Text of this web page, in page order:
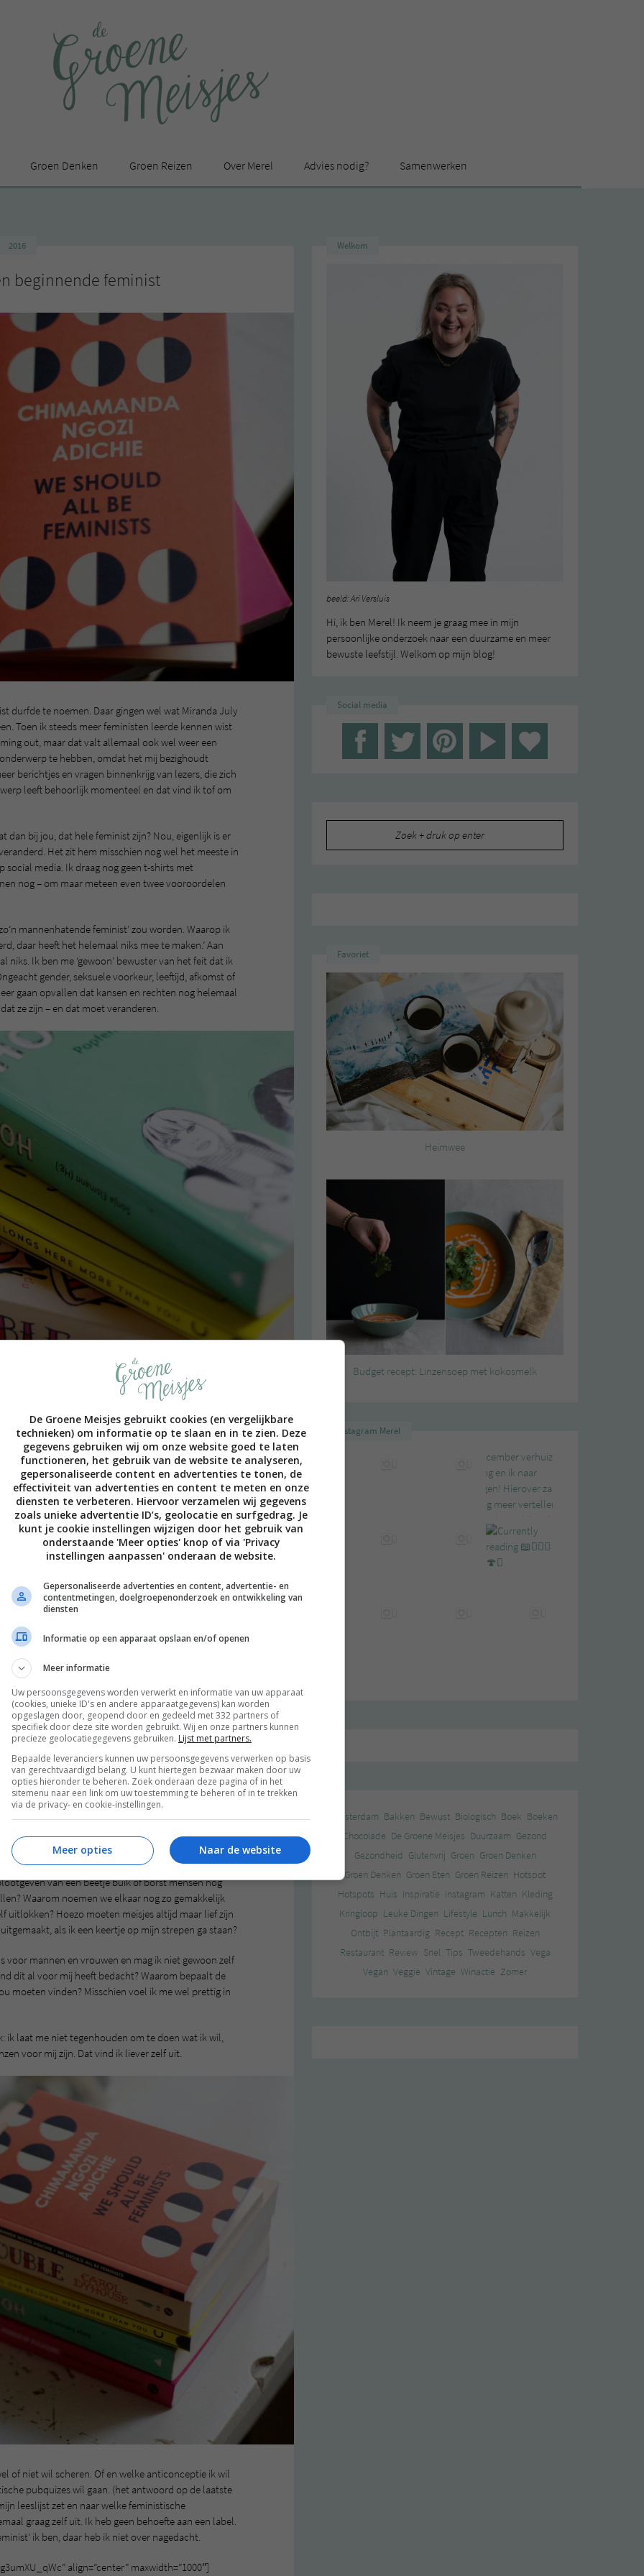
Groen Denken Groen Reizen Over Merel Advies nodig? Samenwerken
2016
beginnende feminist
durfde te noemen. Daar gingen wel wat Miranda July
Toen ik steeds meer feministen leerde kennen wist
out, maar dat valt allemaal ook wel weer een
te hebben, omdat het mij bezighoudt
berichtjes en vragen binnenkrijg van lezers, die zich
leeft behoorlijk momenteel en dat vind ik tof om
dan bij jou, dat hele feminist zijn? Nou, eigenlijk is er
Het zit hem misschien nog wel het meeste in
social media. Ik draag nog geen t-shirts met
nog – om maar meteen even twee vooroordelen
mannenhatende feminist’ zou worden. Waarop ik
daar heeft het helemaal niks mee te maken.’ Aan
Ik ben me ‘gewoon’ bewuster van het feit dat ik
gender, seksuele voorkeur, leeftijd, afkomst of
gaan opvallen dat kansen en rechten nog helemaal
ze zijn – en dat moet veranderen.
die zeggen ‘wat een onzin, deze dag is niet nodig
Deze mensen volgen duidelijk het nieuws niet of
gelijkheid, die is er namelijk nog nooit geweest
mannen en vrouwen, komen die zich hiervoor
niks. Dat bleek wel toen ik vorige maand naar
en van de 26 vragen er misschien 4 kon
of documentaires gekeken en ik heb vast nog
dat is oké. Feminisme gaat niet over wie het
het een boeiend onderwerp en het legt meerdere
het bij me.
voor mensen die minder kansen kregen dan
een baan als fotomodel of actrice, als je ‘heel goed
zijn en dat mensen dan niet duizend keer moeten
in vredesnaam anders dan haar collega’s?
dan mannen en waarom zijn er, in verhouding,
En waarom moet er, als een vrouw wel een topfunctie
haar kinderwens of wat haar man ervan vindt dat zij
een nog moeilijker tijd hebben dan hun
Waarom maken we überhaupt nog onderscheid
willen mensen bij homoseksuele relaties altijd
knijpen we massaal onze billen samen als het
wil?
mishandeld of misbruikt – gewoon omdat mannen
van een beetje buik of borst mensen nog
Waarom noemen we elkaar nog zo gemakkelijk
uitlokken? Hoezo moeten meisjes altijd maar lief zijn
als ik een keertje op mijn strepen ga staan?
voor mannen en vrouwen en mag ik niet gewoon zelf
dit al voor mij heeft bedacht? Waarom bepaalt de
moeten vinden? Misschien voel ik me wel prettig in
ik laat me niet tegenhouden om te doen wat ik wil,
voor mij zijn. Dat vind ik liever zelf uit.
of niet wil scheren. Of en welke anticonceptie ik wil
pubquizes wil gaan. (het antwoord op de laatste
leeslijst zet en naar welke feministische
graag zelf uit. Ik heb geen behoefte aan een label.
ik ben, daar heb ik niet over nagedacht.
align=”center” maxwidth=”1000″]
Welkom
beeld: Ari Versluis
Hi, ik ben Merel! Ik neem je graag mee in mijn
persoonlijke onderzoek naar een duurzame en meer
bewuste leefstijl. Welkom op mijn blog!
Social media
Favoriet
Heimwee
Budget recept: Linzensoep met kokosmelk
Instagram Merel
Amsterdam Bakken Bewust Biologisch Boek Boeken
Chocolade De Groene Meisjes Duurzaam Gezond
Gezondheid Glutenvrij Groen Groen Denken
Groen Denken Groen Eten Groen Reizen Hotspot
Hotspots Huis Inspiratie Instagram Katten Kleding
Kringloop Leuke Dingen Lifestyle Lunch Makkelijk
Ontbijt Plantaardig Recept Recepten Reizen
Restaurant Review Snel Tips Tweedehands Vega
Vegan Veggie Vintage Winactie Zomer
De Groene Meisjes gebruikt cookies (en vergelijkbare
technieken) om informatie op te slaan en in te zien. Deze
gegevens gebruiken wij om onze website goed te laten
functioneren, het gebruik van de website te analyseren,
gepersonaliseerde content en advertenties te tonen, de
effectiviteit van advertenties en content te meten en onze
diensten te verbeteren. Hiervoor verzamelen wij gegevens
zoals unieke advertentie ID’s, geolocatie en surfgedrag. Je
kunt je cookie instellingen wijzigen door het gebruik van
onderstaande 'Meer opties' knop of via 'Privacy
instellingen aanpassen' onderaan de website.
Gepersonaliseerde advertenties en content, advertentie- en
contentmetingen, doelgroepenonderzoek en ontwikkeling van
diensten
Informatie op een apparaat opslaan en/of openen
Meer informatie
Uw persoonsgegevens worden verwerkt en informatie van uw apparaat
(cookies, unieke ID's en andere apparaatgegevens) kan worden
opgeslagen door, geopend door en gedeeld met 332 partners of
specifiek door deze site worden gebruikt. Wij en onze partners kunnen
precieze geolocatiegegevens gebruiken. Lijst met partners.
Bepaalde leveranciers kunnen uw persoonsgegevens verwerken op basis
van gerechtvaardigd belang. U kunt hiertegen bezwaar maken door uw
opties hieronder te beheren. Zoek onderaan deze pagina of in het
sitemenu naar een link om uw toestemming te beheren of in te trekken
via de privacy- en cookie-instellingen.
Naar de website
Meer opties